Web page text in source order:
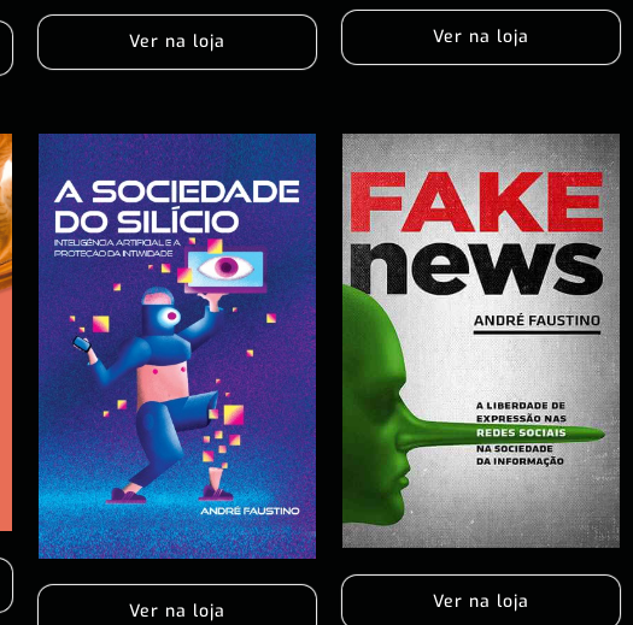
Ver na loja Ver na loja
Ver na loja
Ver na loja